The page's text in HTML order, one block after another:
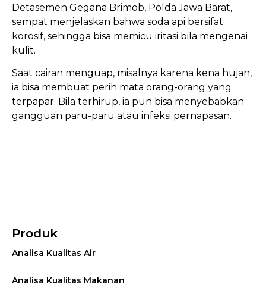
Detasemen Gegana Brimob, Polda Jawa Barat,
sempat menjelaskan bahwa soda api bersifat
korosif, sehingga bisa memicu iritasi bila mengenai
kulit.
Saat cairan menguap, misalnya karena kena hujan,
ia bisa membuat perih mata orang-orang yang
terpapar. Bila terhirup, ia pun bisa menyebabkan
gangguan paru-paru atau infeksi pernapasan.
Produk
Analisa Kualitas Air
Analisa Kualitas Makanan